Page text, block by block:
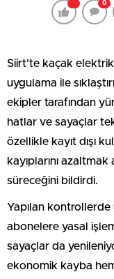
0
Siirt’te kaçak
uygulama ile
ekipler tarafından
hatlar ve sayaçlar
özellikle kayıt dışı
kayıplarını
süreceğini bildirdi.
Yapılan
abonelere yasal
sayaçlar da
ekonomik kayba